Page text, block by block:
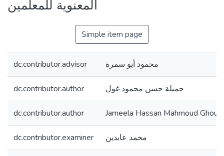
المعنوية للمعلمين
Simple item page
dc.contributor.advisor محمود أبو سمرة
dc.contributor.author جميلة حسن محمود غول
dc.contributor.author Jameela Hassan Mahmoud Ghoul
dc.contributor.examiner محمد عابدين